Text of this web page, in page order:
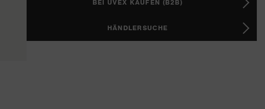
BEI UVEX KAUFEN (B2B)
HÄNDLERSUCHE